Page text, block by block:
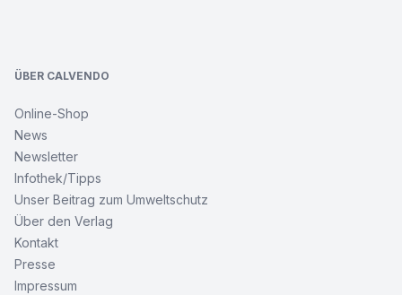
ÜBER CALVENDO
Online-Shop
News
Newsletter
Infothek/Tipps
Unser Beitrag zum Umweltschutz
Über den Verlag
Kontakt
Presse
Impressum